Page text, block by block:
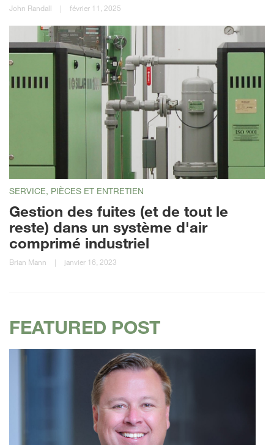
John Randall | février 11, 2025
SERVICE, PIÈCES ET ENTRETIEN
Gestion des fuites (et de tout le
reste) dans un système d'air
comprimé industriel
Brian Mann | janvier 16, 2023
FEATURED POST